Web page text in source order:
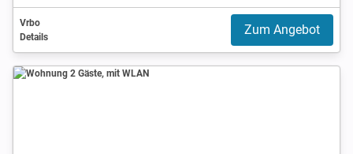
Vrbo
Details
Zum Angebot